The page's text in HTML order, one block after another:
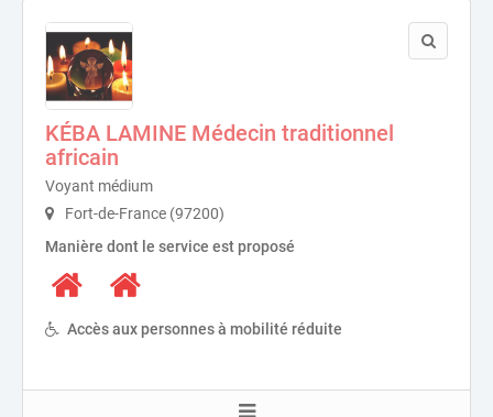
KÉBA LAMINE Médecin traditionnel
africain
Voyant médium
Fort-de-France (97200)
Manière dont le service est proposé
Accès aux personnes à mobilité réduite